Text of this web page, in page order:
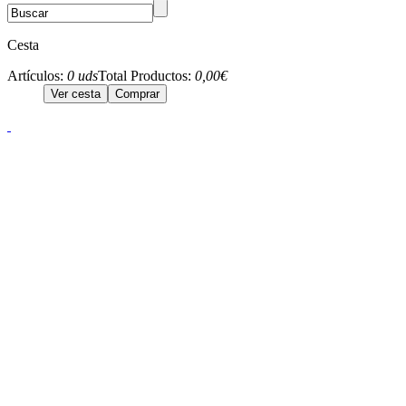
Cesta
Artículos: 0 udsTotal Productos: 0,00€